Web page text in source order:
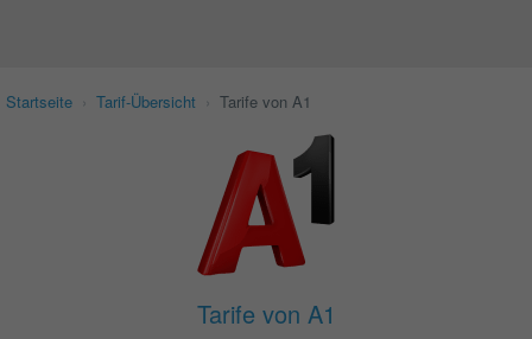
Startseite Tarif-Übersicht Tarife von A1
Tarife von A1